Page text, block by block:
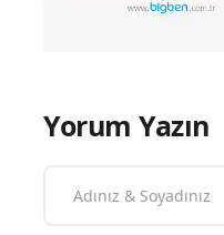
Yorum Yazın